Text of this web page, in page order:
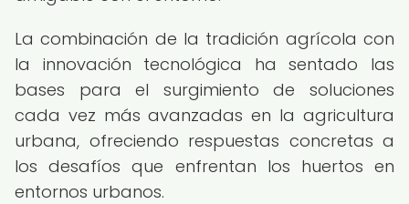
La combinación de la tradición agrícola con
la innovación tecnológica ha sentado las
bases para el surgimiento de soluciones
cada vez más avanzadas en la agricultura
urbana, ofreciendo respuestas concretas a
los desafíos que enfrentan los huertos en
entornos urbanos.